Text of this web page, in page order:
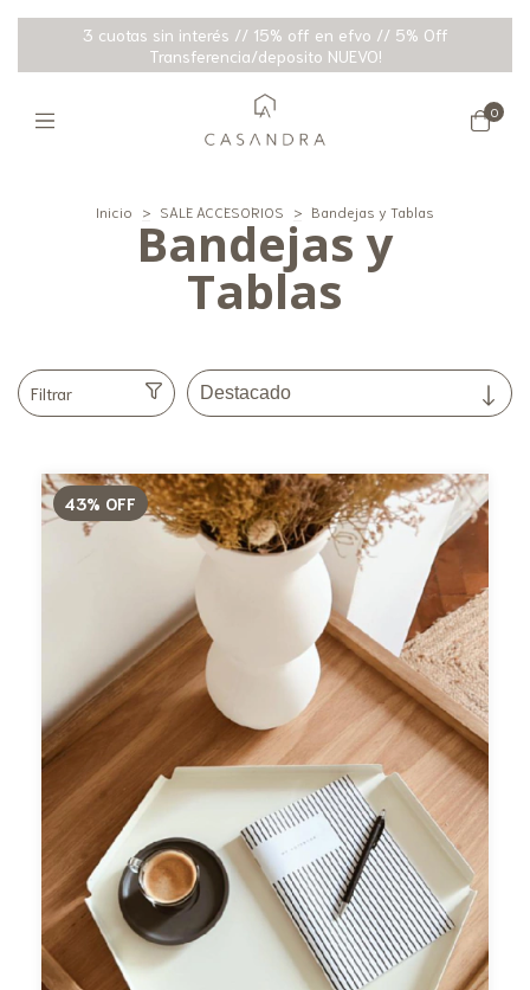
3 cuotas sin interés // 15% off en efvo // 5% Off
Transferencia/deposito NUEVO!
0
Inicio > SALE ACCESORIOS > Bandejas y Tablas
Bandejas y
Tablas
Filtrar
43% OFF